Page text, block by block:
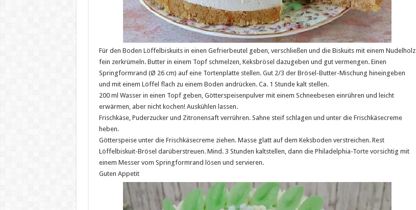
Für den Boden Löffelbiskuits in einen Gefrierbeutel geben, verschließen und die Biskuits mit einem Nudelholz
fein zerkrümeln. Butter in einem Topf schmelzen, Keksbrösel dazugeben und gut vermengen. Einen
Springformrand (Ø 26 cm) auf eine Tortenplatte stellen. Gut 2/3 der Brösel-Butter-Mischung hineingeben
und mit einem Löffel flach zu einem Boden andrücken. Ca. 1 Stunde kalt stellen.
200 ml Wasser in einen Topf geben, Götterspeisenpulver mit einem Schneebesen einrühren und leicht
erwärmen, aber nicht kochen! Auskühlen lassen.
Frischkäse, Puderzucker und Zitronensaft verrühren. Sahne steif schlagen und unter die Frischkäsecreme
heben.
Götterspeise unter die Frischkäsecreme ziehen. Masse glatt auf dem Keksboden verstreichen. Rest
Löffelbiskuit-Brösel darüberstreuen. Mind. 3 Stunden kaltstellen, dann die Philadelphia-Torte vorsichtig mit
einem Messer vom Springformrand lösen und servieren.
Guten Appetit